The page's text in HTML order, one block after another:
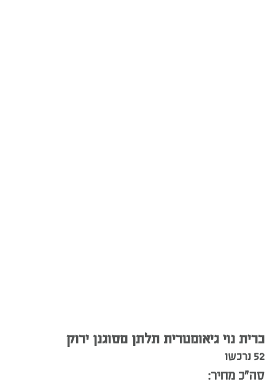
כרית נוי גיאומטרית תלתן מסוגנן ירוק
52 נרכשו
סה”כ מחיר: